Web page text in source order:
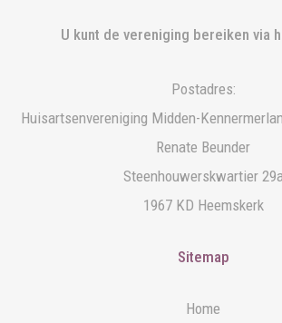
U kunt de vereniging bereiken via
Postadres:
Huisartsenvereniging Midden-
Renate Beunder
Steenhouwerskwartier
1967 KD Heemskerk
Sitemap
Home